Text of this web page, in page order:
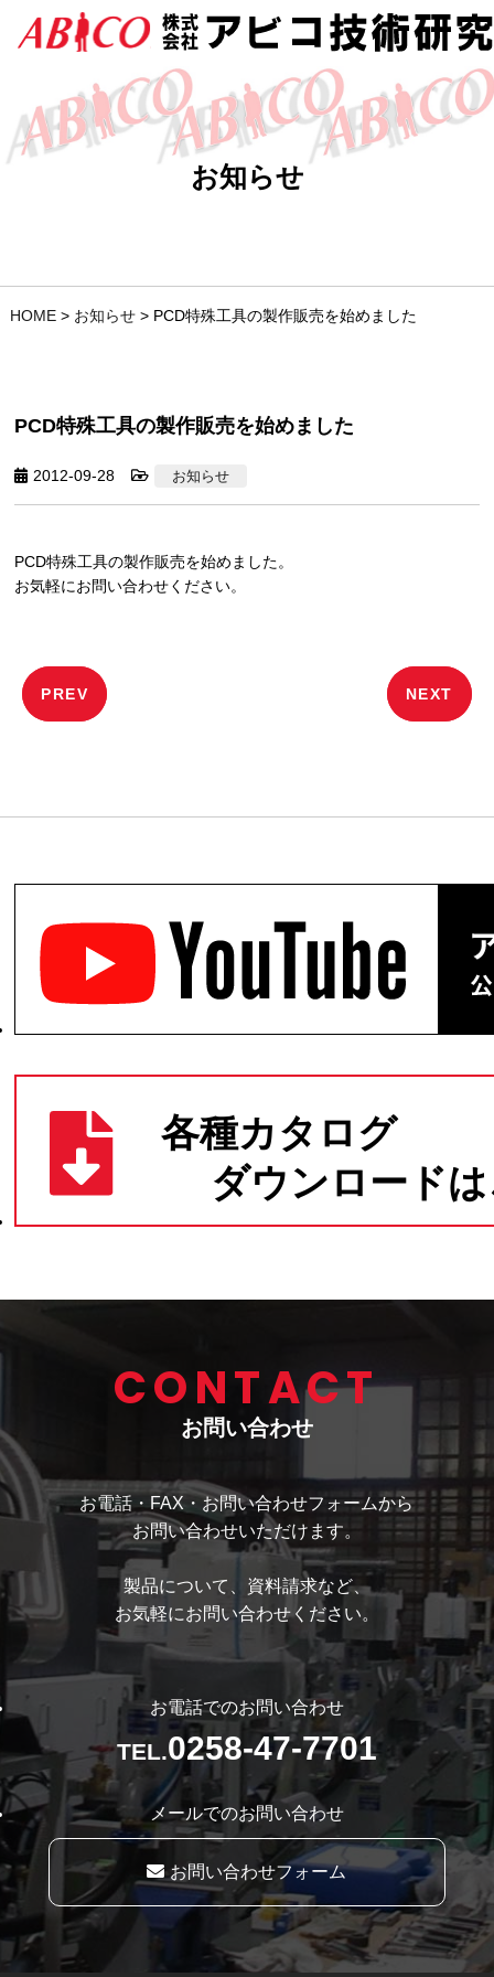
お知らせ
HOME> お知らせ> PCD特殊工具の製作販売を始めました
PCD特殊工具の製作販売を始めました
2012-09-28 お知らせ
PCD特殊工具の製作販売を始めました。
お気軽にお問い合わせください。
ー
PREV NEXT
CONTACT
お問い合わせ
お電話・FAX・お問い合わせフォームから
お問い合わせいただけます。
製品について、資料請求など、
お気軽にお問い合わせください。
お電話でのお問い合わせ
TEL.0258-47-7701
メールでのお問い合わせ
お問い合わせフォーム